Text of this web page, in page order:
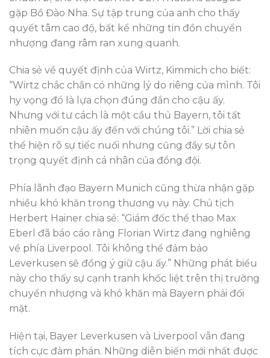
gặp Bồ Đào Nha. Sự tập trung của anh cho thấy
quyết tâm cao độ, bất kể những tin đồn chuyển
nhượng đang râm ran xung quanh.
Chia sẻ về quyết định của Wirtz, Kimmich cho biết:
“Wirtz chắc chắn có những lý do riêng của mình. Tôi
hy vọng đó là lựa chọn đúng đắn cho cậu ấy.
Nhưng với tư cách là một cầu thủ Bayern, tôi tất
nhiên muốn cậu ấy đến với chúng tôi.” Lời chia sẻ
thể hiện rõ sự tiếc nuối nhưng cũng đầy sự tôn
trọng quyết định cá nhân của đồng đội.
Phía lãnh đạo Bayern Munich cũng thừa nhận gặp
nhiều khó khăn trong thương vụ này. Chủ tịch
Herbert Hainer chia sẻ: “Giám đốc thể thao Max
Eberl đã báo cáo rằng Florian Wirtz đang nghiêng
về phía Liverpool. Tôi không thể đảm bảo
Leverkusen sẽ đồng ý giữ cậu ấy.” Những phát biểu
này cho thấy sự cạnh tranh khốc liệt trên thị trường
chuyển nhượng và khó khăn mà Bayern phải đối
mặt.
Hiện tại, Bayer Leverkusen và Liverpool vẫn đang
tích cực đàm phán. Những diễn biến mới nhất được